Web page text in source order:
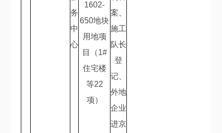
务
中
心
1602-
650地块
用地项
目（1#
住宅楼
等22
项）
案、
施工
队长
登
记、
外地
企业
进京